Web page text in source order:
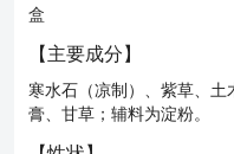
盒
【 主要成分 】
寒水石（凉制）、紫草、
膏、甘草；辅料为淀粉。